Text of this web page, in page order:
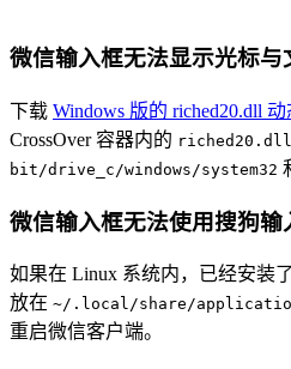
微信输入框无法显示光标
下载 Windows 版的 riched20.dll
CrossOver 容器内的 riched20.dll
bit/drive_c/windows/system32
微信输入框无法使用搜狗
如果在 Linux 系统内，已经安装
放在 ~/.local/share/
重启微信客户端。